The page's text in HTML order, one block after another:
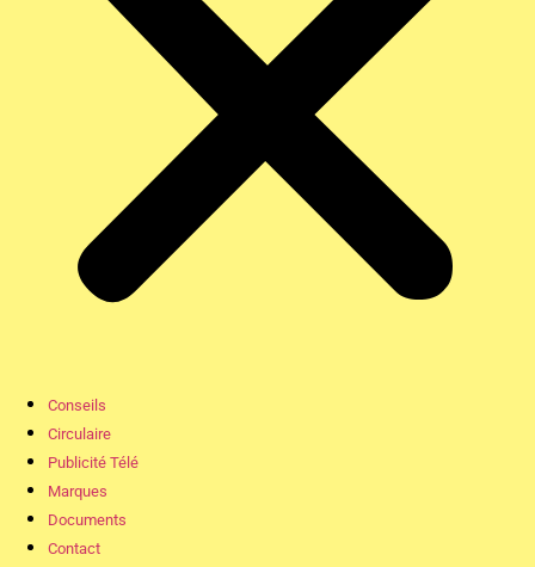
Conseils
Circulaire
Publicité Télé
Marques
Documents
Contact